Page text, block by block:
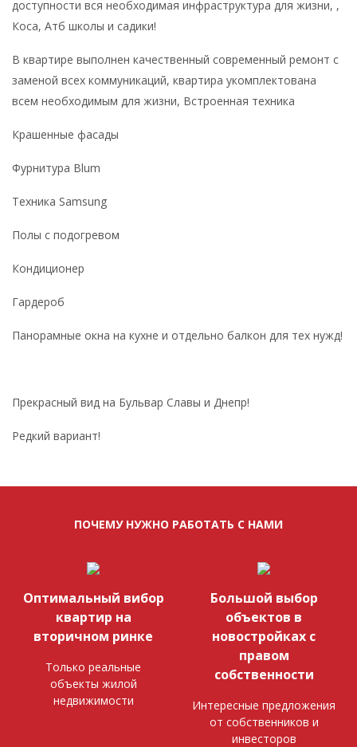
доступности вся необходимая инфраструктура для жизни, ,
Коса, Атб школы и садики!
В квартире выполнен качественный современный ремонт с
заменой всех коммуникаций, квартира укомплектована
всем необходимым для жизни, Встроенная техника
Крашенные фасады
Фурнитура Blum
Техника Samsung
Полы с подогревом
Кондиционер
Гардероб
Панорамные окна на кухне и отдельно балкон для тех нужд!
Прекрасный вид на Бульвар Славы и Днепр!
Редкий вариант!
ПОЧЕМУ НУЖНО РАБОТАТЬ С НАМИ
Оптимальный вибор
квартир на
вторичном ринке
Только реальные
объекты жилой
недвижимости
Большой выбор
объектов в
новостройках с
правом
собственности
Интересные предложения
от собственников и
инвесторов